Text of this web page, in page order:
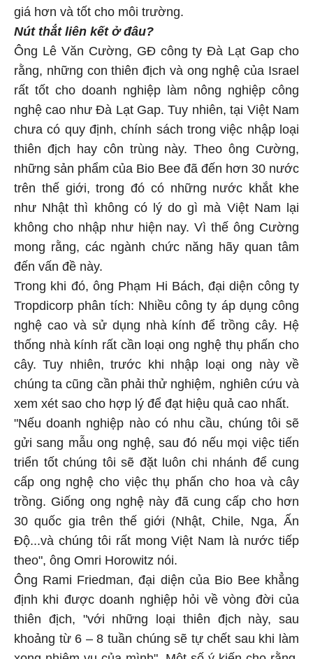
giá hơn và tốt cho môi trường.
Nút thắt liên kết ở đâu?
Ông Lê Văn Cường, GĐ công ty Đà Lạt Gap cho
rằng, những con thiên địch và ong nghệ của Israel
rất tốt cho doanh nghiệp làm nông nghiệp công
nghệ cao như Đà Lạt Gap. Tuy nhiên, tại Việt Nam
chưa có quy định, chính sách trong việc nhập loại
thiên địch hay côn trùng này. Theo ông Cường,
những sản phẩm của Bio Bee đã đến hơn 30 nước
trên thế giới, trong đó có những nước khắt khe
như Nhật thì không có lý do gì mà Việt Nam lại
không cho nhập như hiện nay. Vì thế ông Cường
mong rằng, các ngành chức năng hãy quan tâm
đến vấn đề này.
Trong khi đó, ông Phạm Hi Bách, đại diện công ty
Tropdicorp phân tích: Nhiều công ty áp dụng công
nghệ cao và sử dụng nhà kính để trồng cây. Hệ
thống nhà kính rất cần loại ong nghệ thụ phấn cho
cây. Tuy nhiên, trước khi nhập loại ong này về
chúng ta cũng cần phải thử nghiệm, nghiên cứu và
xem xét sao cho hợp lý để đạt hiệu quả cao nhất.
"Nếu doanh nghiệp nào có nhu cầu, chúng tôi sẽ
gửi sang mẫu ong nghệ, sau đó nếu mọi việc tiến
triển tốt chúng tôi sẽ đặt luôn chi nhánh để cung
cấp ong nghệ cho việc thụ phấn cho hoa và cây
trồng. Giống ong nghệ này đã cung cấp cho hơn
30 quốc gia trên thế giới (Nhật, Chile, Nga, Ấn
Độ...và chúng tôi rất mong Việt Nam là nước tiếp
theo", ông Omri Horowitz nói.
Ông Rami Friedman, đại diện của Bio Bee khẳng
định khi được doanh nghiệp hỏi về vòng đời của
thiên địch, "với những loại thiên địch này, sau
khoảng từ 6 – 8 tuần chúng sẽ tự chết sau khi làm